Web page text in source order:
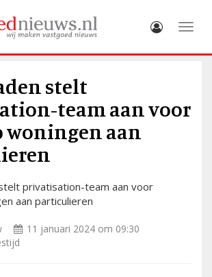
stelt
team aan voor
woningen aan
11 januari 2024 om 09:30